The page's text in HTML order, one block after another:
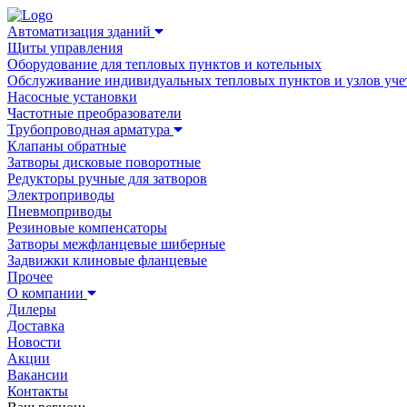
Автоматизация зданий
Щиты управления
Оборудование для тепловых пунктов и котельных
Обслуживание индивидуальных тепловых пунктов и узлов
Насосные установки
Частотные преобразователи
Трубопроводная арматура
Клапаны обратные
Затворы дисковые поворотные
Редукторы ручные для затворов
Электроприводы
Пневмоприводы
Резиновые компенсаторы
Затворы межфланцевые шиберные
Задвижки клиновые фланцевые
Прочее
О компании
Дилеры
Доставка
Новости
Акции
Вакансии
Контакты